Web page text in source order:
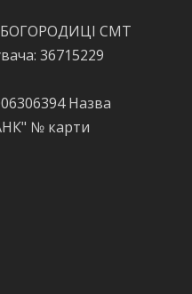
СМТ
36715229
Назва
№ карти